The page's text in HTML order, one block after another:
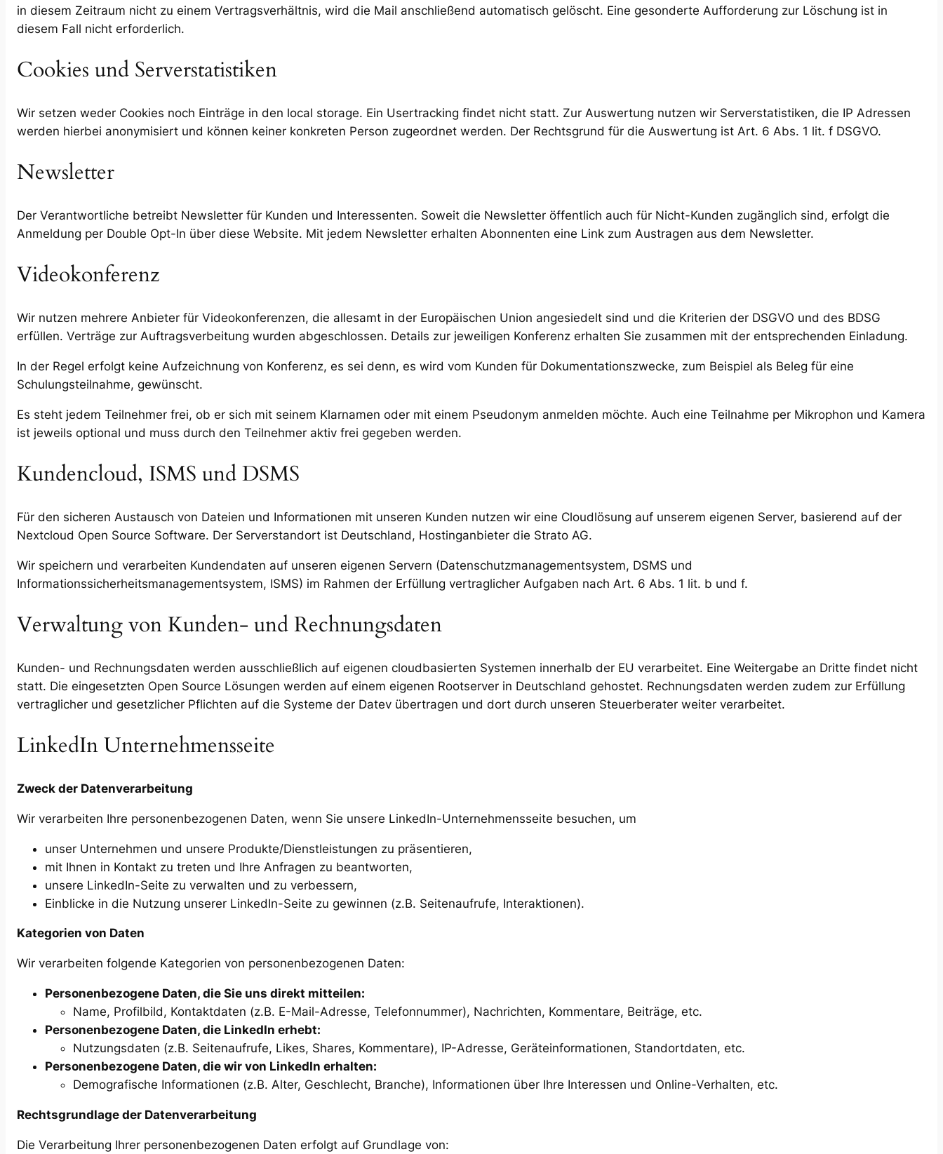
in diesem Zeitraum nicht zu einem Vertragsverhältnis, wird die Mail anschließend automatisch gelöscht. Eine gesonderte Aufforderung zur Löschung ist in
diesem Fall nicht erforderlich.
Cookies und Serverstatistiken
Wir setzen weder Cookies noch Einträge in den local storage. Ein Usertracking findet nicht statt. Zur Auswertung nutzen wir Serverstatistiken, die IP Adressen
werden hierbei anonymisiert und können keiner konkreten Person zugeordnet werden. Der Rechtsgrund für die Auswertung ist Art. 6 Abs. 1 lit. f DSGVO.
Newsletter
Der Verantwortliche betreibt Newsletter für Kunden und Interessenten. Soweit die Newsletter öffentlich auch für Nicht-Kunden zugänglich sind, erfolgt die
Anmeldung per Double Opt-In über diese Website. Mit jedem Newsletter erhalten Abonnenten eine Link zum Austragen aus dem Newsletter.
Videokonferenz
Wir nutzen mehrere Anbieter für Videokonferenzen, die allesamt in der Europäischen Union angesiedelt sind und die Kriterien der DSGVO und des BDSG
erfüllen. Verträge zur Auftragsverbeitung wurden abgeschlossen. Details zur jeweiligen Konferenz erhalten Sie zusammen mit der entsprechenden Einladung.
In der Regel erfolgt keine Aufzeichnung von Konferenz, es sei denn, es wird vom Kunden für Dokumentationszwecke, zum Beispiel als Beleg für eine
Schulungsteilnahme, gewünscht.
Es steht jedem Teilnehmer frei, ob er sich mit seinem Klarnamen oder mit einem Pseudonym anmelden möchte. Auch eine Teilnahme per Mikrophon und Kamera
ist jeweils optional und muss durch den Teilnehmer aktiv frei gegeben werden.
Kundencloud, ISMS und DSMS
Für den sicheren Austausch von Dateien und Informationen mit unseren Kunden nutzen wir eine Cloudlösung auf unserem eigenen Server, basierend auf der
Nextcloud Open Source Software. Der Serverstandort ist Deutschland, Hostinganbieter die Strato AG.
Wir speichern und verarbeiten Kundendaten auf unseren eigenen Servern (Datenschutzmanagementsystem, DSMS und
Informationssicherheitsmanagementsystem, ISMS) im Rahmen der Erfüllung vertraglicher Aufgaben nach Art. 6 Abs. 1 lit. b und f.
Verwaltung von Kunden- und Rechnungsdaten
Kunden- und Rechnungsdaten werden ausschließlich auf eigenen cloudbasierten Systemen innerhalb der EU verarbeitet. Eine Weitergabe an Dritte findet nicht
statt. Die eingesetzten Open Source Lösungen werden auf einem eigenen Rootserver in Deutschland gehostet. Rechnungsdaten werden zudem zur Erfüllung
vertraglicher und gesetzlicher Pflichten auf die Systeme der Datev übertragen und dort durch unseren Steuerberater weiter verarbeitet.
LinkedIn Unternehmensseite
Zweck der Datenverarbeitung
Wir verarbeiten Ihre personenbezogenen Daten, wenn Sie unsere LinkedIn-Unternehmensseite besuchen, um
unser Unternehmen und unsere Produkte/Dienstleistungen zu präsentieren,
mit Ihnen in Kontakt zu treten und Ihre Anfragen zu beantworten,
unsere LinkedIn-Seite zu verwalten und zu verbessern,
Einblicke in die Nutzung unserer LinkedIn-Seite zu gewinnen (z.B. Seitenaufrufe, Interaktionen).
Kategorien von Daten
Wir verarbeiten folgende Kategorien von personenbezogenen Daten:
Personenbezogene Daten, die Sie uns direkt mitteilen:
Name, Profilbild, Kontaktdaten (z.B. E-Mail-Adresse, Telefonnummer), Nachrichten, Kommentare, Beiträge, etc.
Personenbezogene Daten, die LinkedIn erhebt:
Nutzungsdaten (z.B. Seitenaufrufe, Likes, Shares, Kommentare), IP-Adresse, Geräteinformationen, Standortdaten, etc.
Personenbezogene Daten, die wir von LinkedIn erhalten:
Demografische Informationen (z.B. Alter, Geschlecht, Branche), Informationen über Ihre Interessen und Online-Verhalten, etc.
Rechtsgrundlage der Datenverarbeitung
Die Verarbeitung Ihrer personenbezogenen Daten erfolgt auf Grundlage von: